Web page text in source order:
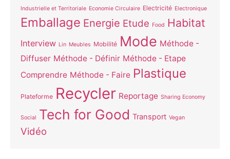
Industrielle et Territoriale Economie Circulaire Electricité Electronique
Emballage Energie Etude Food Habitat
Interview Lin Meubles Mobilité Mode Méthode -
Diffuser Méthode - Définir Méthode - Etape
Comprendre Méthode - Faire Plastique
Plateforme Recycler Reportage Sharing Economy
Social Tech for Good Transport Vegan
Vidéo